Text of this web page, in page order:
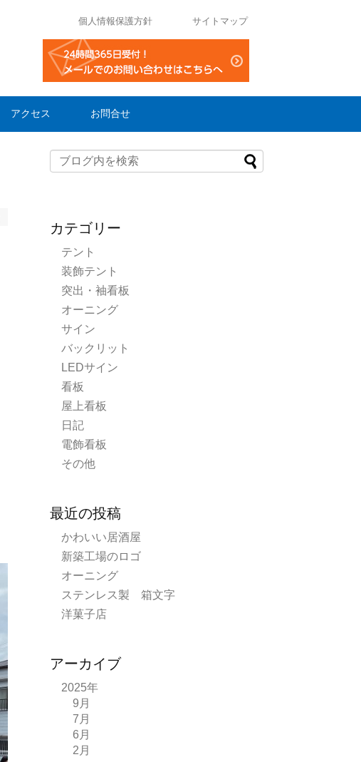
個人情報保護方針 サイトマップ
アクセス お問合せ
カテゴリー
テント
装飾テント
突出・袖看板
オーニング
サイン
バックリット
LEDサイン
看板
屋上看板
日記
電飾看板
その他
最近の投稿
かわいい居酒屋
新築工場のロゴ
オーニング
ステンレス製 箱文字
洋菓子店
アーカイブ
2025年
9月
7月
6月
2月